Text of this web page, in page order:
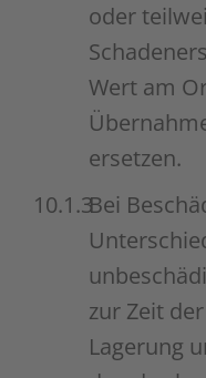
oder
Wert am
ersetzen.
10.1.3Bei
zur Zeit
Lagerung